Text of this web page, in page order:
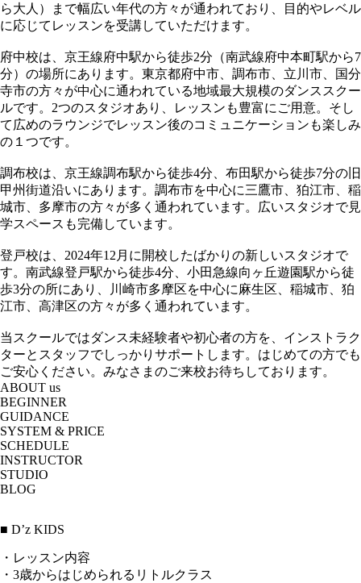
ら大人）まで幅広い年代の方々が通われており、目的やレベル
に応じてレッスンを受講していただけます。
府中校は、京王線府中駅から徒歩2分（南武線府中本町駅から7
分）の場所にあります。東京都府中市、調布市、立川市、国分
寺市の方々が中心に通われている地域最大規模のダンススクー
ルです。2つのスタジオあり、レッスンも豊富にご用意。そし
て広めのラウンジでレッスン後のコミュニケーションも楽しみ
の１つです。
調布校は、京王線調布駅から徒歩4分、布田駅から徒歩7分の旧
甲州街道沿いにあります。調布市を中心に三鷹市、狛江市、稲
城市、多摩市の方々が多く通われています。広いスタジオで見
学スペースも完備しています。
登戸校は、2024年12月に開校したばかりの新しいスタジオで
す。南武線登戸駅から徒歩4分、小田急線向ヶ丘遊園駅から徒
歩3分の所にあり、川崎市多摩区を中心に麻生区、稲城市、狛
江市、高津区の方々が多く通われています。
当スクールではダンス未経験者や初心者の方を、インストラク
ターとスタッフでしっかりサポートします。はじめての方でも
ご安心ください。みなさまのご来校お待ちしております。
ABOUT us
BEGINNER
GUIDANCE
SYSTEM & PRICE
SCHEDULE
INSTRUCTOR
STUDIO
BLOG
■ D’z KIDS
・レッスン内容
・3歳からはじめられるリトルクラス